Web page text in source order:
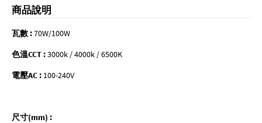
商品說明
瓦數 :70W/100W
色溫CCT :3000k / 4000k / 6500K
電壓AC : 100-240V
尺寸(mm) :